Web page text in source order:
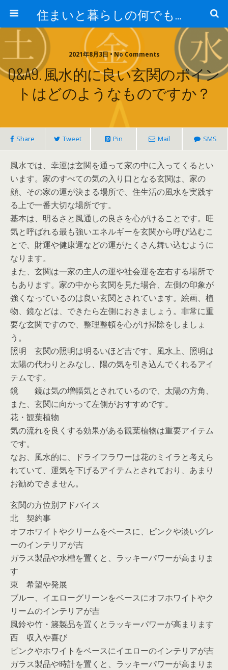
住まいと暮らしの何でも相談窓口
2021年8月3日 • No Comments
Q&A9. 風水的に良い玄関のポイン
トはどのようなものですか？
Share Tweet Pin Mail SMS
風水では、幸運は玄関を通って家の中に入ってくるとい
います。家のすべての気の入り口となる玄関は、家の
顔、その家の運が決まる場所で、住生活の風水を実践す
る上で一番大切な場所です。
基本は、明るさと風通しの良さを心がけることです。旺
気と呼ばれる最も強いエネルギーを玄関から呼び込むこ
とで、財運や健康運などの運がたくさん舞い込むように
なります。
また、玄関は一家の主人の運や社会運を左右する場所で
もあります。家の中から玄関を見た場合、左側の印象が
強くなっているのは良い玄関とされています。絵画、植
物、鏡などは、できたら左側におきましょう。非常に重
要な玄関ですので、整理整頓を心がけ掃除をしましょ
う。
照明 玄関の照明は明るいほど吉です。風水上、照明は
太陽の代わりとみなし、陽の気を引き込んでくれるアイ
テムです。
鏡 鏡は気の増幅気とされているので、太陽の方角、
また、玄関に向かって左側がおすすめです。
花・観葉植物
気の流れを良くする効果がある観葉植物は重要アイテム
です。
なお、風水的に、ドライフラワーは花のミイラと考えら
れていて、運気を下げるアイテムとされており、あまり
お勧めできません。
玄関の方位別アドバイス
北 契約事
オフホワイトやクリームをベースに、ピンクや淡いグレ
ーのインテリアが吉
ガラス製品や水槽を置くと、ラッキーパワーが高まりま
す
東 希望や発展
ブルー、イエローグリーンをベースにオフホワイトやク
リームのインテリアが吉
風鈴や竹・籐製品を置くとラッキーパワーが高まります
西 収入や喜び
ピンクやホワイトをベースにイエローのインテリアが吉
ガラス製品や時計を置くと、ラッキーパワーが高まりま